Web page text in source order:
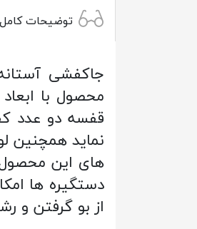
توضیحات کامل
جاکفشی
قفسه دو عدد
نماید همچنین
های این
دستگیره ها
از بو گرفتن و